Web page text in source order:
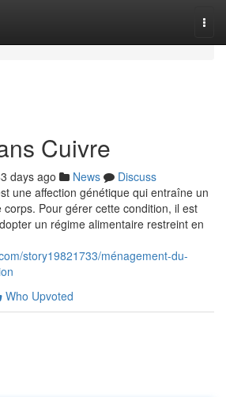
Cuivre
days ago News
Discuss
une affection génétique qui entraîne un
Pour gérer cette condition, il est
un régime alimentaire restreint en
story19821733/ménagement-du-
Who Upvoted